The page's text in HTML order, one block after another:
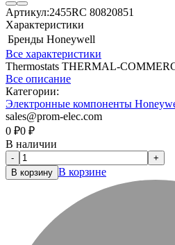
Артикул:2455RC 80820851
Характеристики
Бренды Honeywell
Все характеристики
Thermostats THERMAL-
Все описание
Категории:
Электронные компоненты
sales@prom-elec.com
0 ₽0 ₽
В наличии
-
+
В корзину В корзине